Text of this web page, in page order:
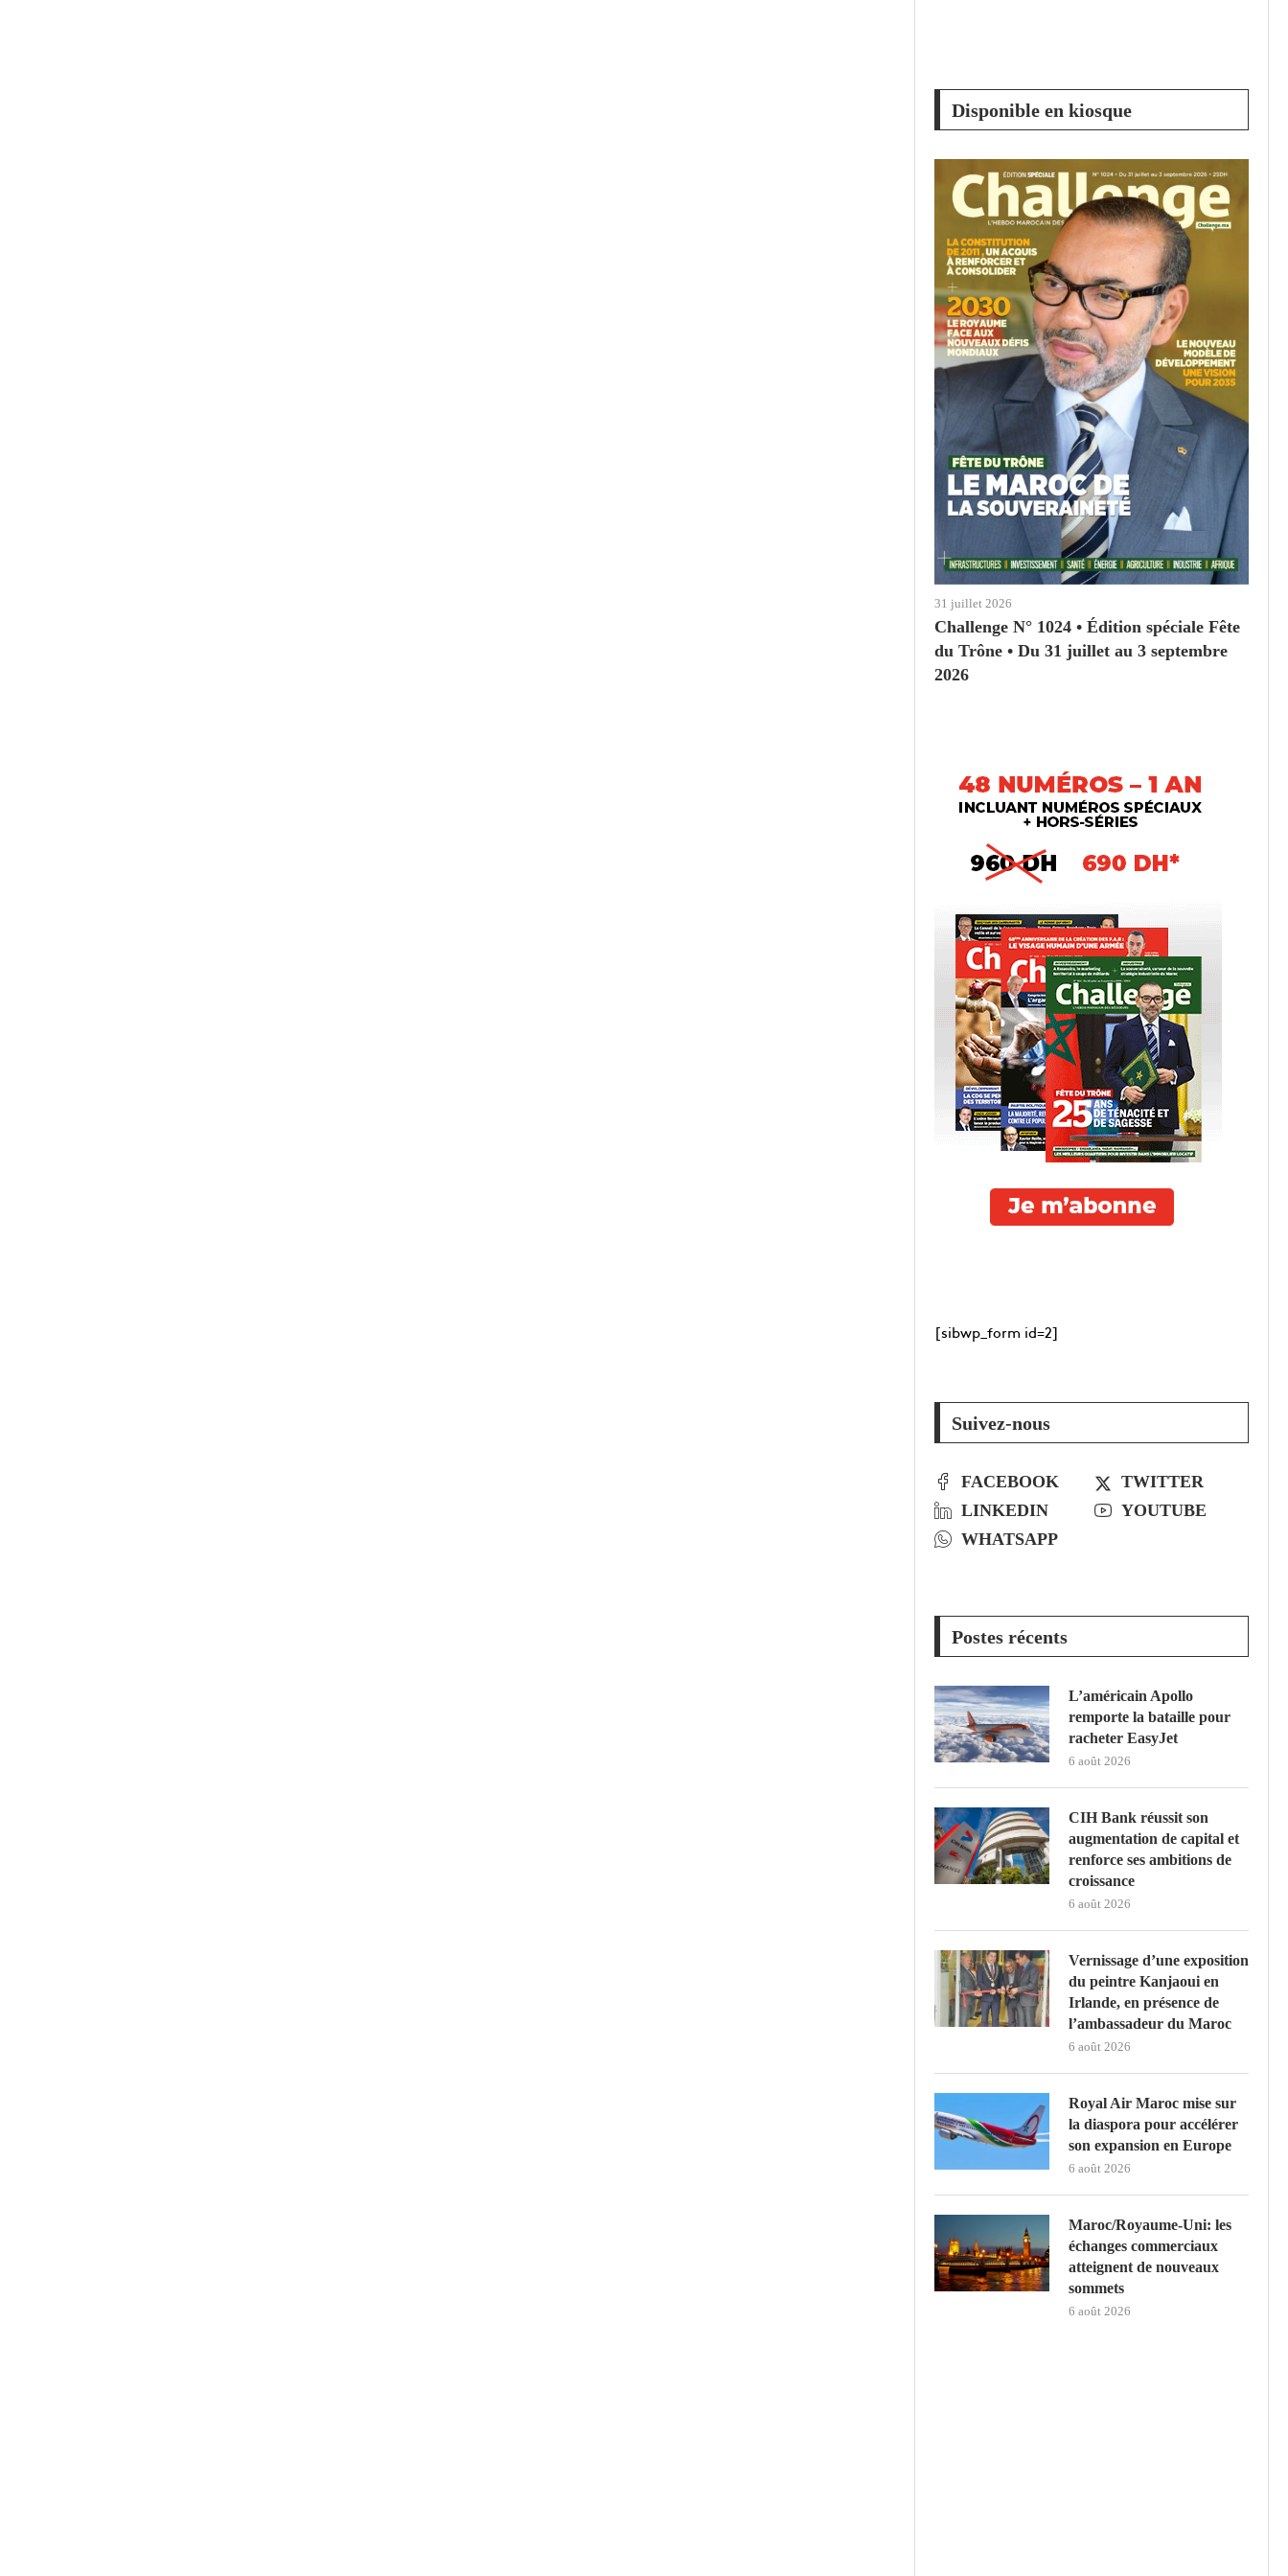
Disponible en kiosque
31 juillet 2026
Challenge N° 1024 • Édition spéciale Fête
du Trône • Du 31 juillet au 3 septembre
2026
[sibwp_form id=2]
Suivez-nous
FACEBOOK
TWITTER
LINKEDIN
YOUTUBE
WHATSAPP
Postes récents
L’américain Apollo
remporte la bataille pour
racheter EasyJet
6 août 2026
CIH Bank réussit son
augmentation de capital et
renforce ses ambitions de
croissance
6 août 2026
Vernissage d’une exposition
du peintre Kanjaoui en
Irlande, en présence de
l’ambassadeur du Maroc
6 août 2026
Royal Air Maroc mise sur
la diaspora pour accélérer
son expansion en Europe
6 août 2026
Maroc/Royaume-Uni: les
échanges commerciaux
atteignent de nouveaux
sommets
6 août 2026